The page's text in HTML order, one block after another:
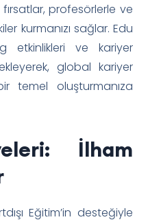
profesörlerle ve
kurmanızı sağlar. Edu
etkinlikleri ve kariyer
global kariyer
temel oluşturmanıza
İlham
Eğitim’in desteğiyle